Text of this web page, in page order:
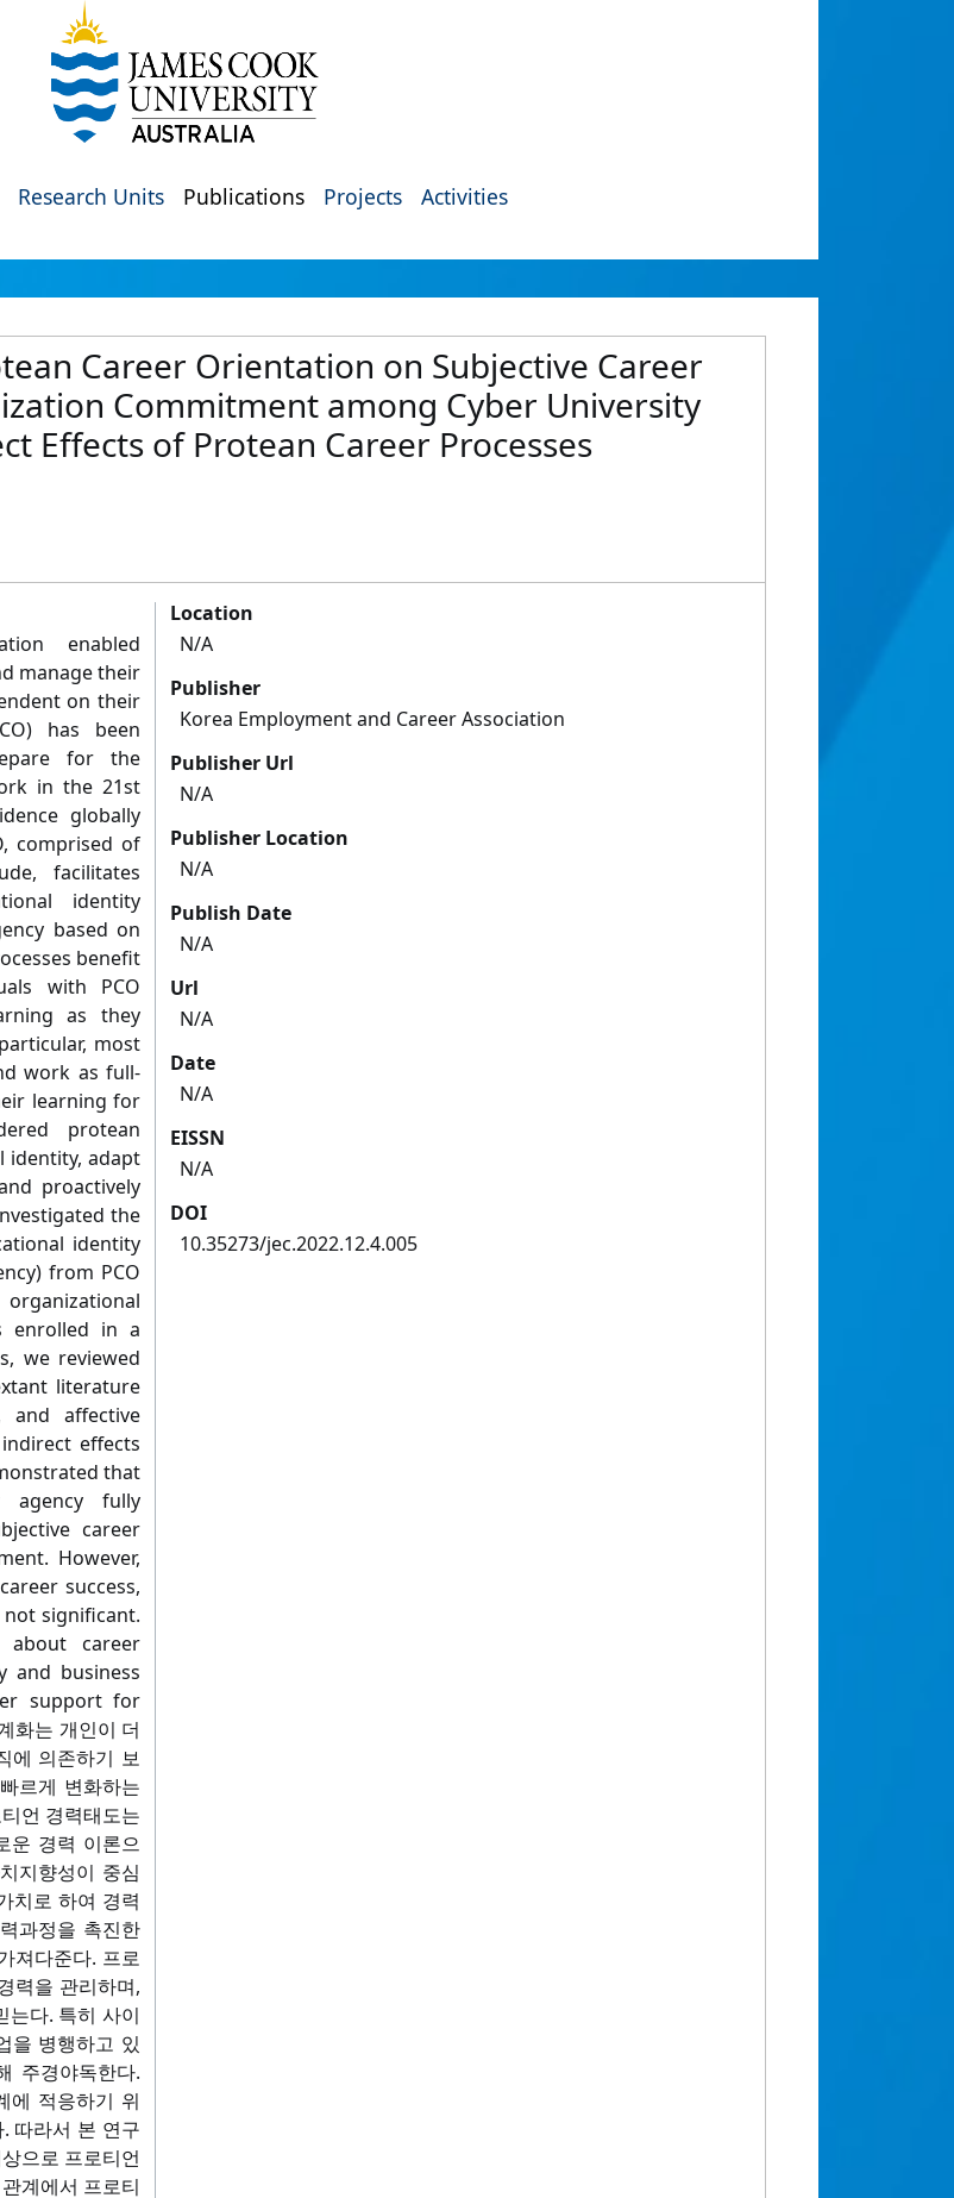
Research Units Publications Projects Activities
Career Orientation on Subjective Career
Commitment among Cyber University
Effects of Protean Career Processes
enabled
manage their
on their
has been
for the
in the 21st
globally
comprised of
facilitates
identity
based on
benefit
with PCO
as they
most
work as full-
learning for
protean
identity, adapt
proactively
the
identity
from PCO
enrolled in a
we reviewed
literature
and affective
effects
that
agency fully
career
However,
success,
significant.
about career
and business
support for
화는 개인이 더
에 의존하기 보
르게 변화하는
언 경력태도는
운 경력 이론으
지향성이 중심
치로 하여 경력
과정을 촉진한
져다준다. 프로
력을 관리하며,
는다. 특히 사이
을 병행하고 있
주경야독한다.
에 적응하기 위
따라서 본 연구
으로 프로티언
계에서 프로티
Location
N/A
Publisher
Korea Employment and Career Association
Publisher Url
N/A
Publisher Location
N/A
Publish Date
N/A
Url
N/A
Date
N/A
EISSN
N/A
DOI
10.35273/jec.2022.12.4.005